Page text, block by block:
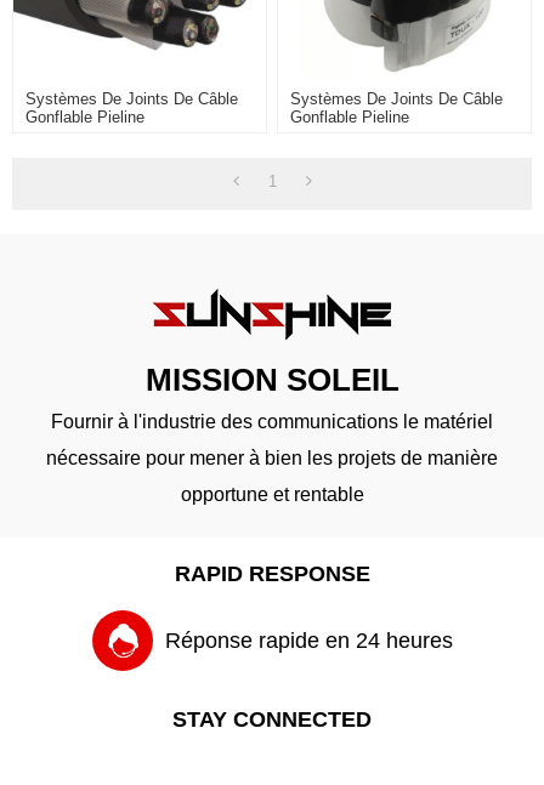
Systèmes De Joints De Câble
Gonflable Pieline
Systèmes De Joints De Câble
Gonflable Pieline
1
MISSION SOLEIL
Fournir à l'industrie des communications le matériel
nécessaire pour mener à bien les projets de manière
opportune et rentable
RAPID RESPONSE
Réponse rapide en 24 heures
STAY CONNECTED